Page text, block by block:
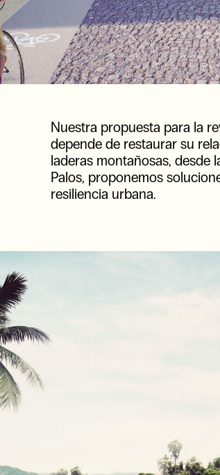
Nuestra propuesta para la
depende de restaurar su
laderas montañosas, desde
Palos, proponemos
resiliencia urbana.